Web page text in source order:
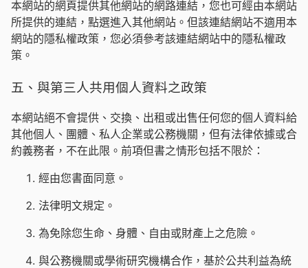
本網站的網頁提供其他網站的網路連結，您也可經由本網站
所提供的連結，點選進入其他網站。但該連結網站不適用本
網站的隱私權政策，您必須參考該連結網站中的隱私權政
策。
五、與第三人共用個人資料之政策
本網站絕不會提供、交換、出租或出售任何您的個人資料給
其他個人、團體、私人企業或公務機關，但有法律依據或合
約義務者，不在此限。前項但書之情形包括不限於：
經由您書面同意。
法律明文規定。
為免除您生命、身體、自由或財產上之危險。
與公務機關或學術研究機構合作，基於公共利益為統